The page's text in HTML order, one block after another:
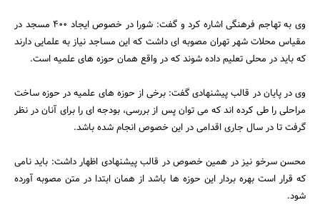
وی به تهاجم فرهنگی اشاره کرد و گفت: شورا در خصوص ایجاد 400 مسجد در
مقیاس محلات شهر تهران مصوبه ای داشت که این مساجد نیاز به علمایی دارند
که باید در محلی تعلیم داده شوند که در واقع همان حوزه های علمیه است.
وی در پایان در قالب پیشنهادی گفت: برخی از حوزه های علمیه در حوزه ساخت
مراحلی را طی کرده اند که می توان پس از بررسی، بودجه ای را برای آنان در نظر
گرفت تا در سال جاری اقدامی در این خصوص انجام شده باشد.
محسن سرخو نیز در همین خصوص در قالب پیشنهادی اظهار داشت: باید نامی
که قرار است بهره بردار این حوزه ها باشد از همان ابتدا در متن مصوبه آورده
شود.